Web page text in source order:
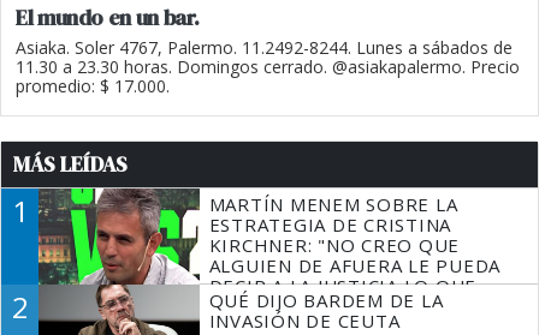
El mundo en un bar.
Asiaka. Soler 4767, Palermo. 11.2492-8244. Lunes a sábados de
11.30 a 23.30 horas. Domingos cerrado. @asiakapalermo. Precio
promedio: $ 17.000.
MÁS LEÍDAS
1
MARTÍN MENEM SOBRE LA
ESTRATEGIA DE CRISTINA
KIRCHNER: "NO CREO QUE
ALGUIEN DE AFUERA LE PUEDA
DECIR A LA JUSTICIA LO QUE
TIENE QUE HACER"
2
QUÉ DIJO BARDEM DE LA
INVASIÓN DE CEUTA